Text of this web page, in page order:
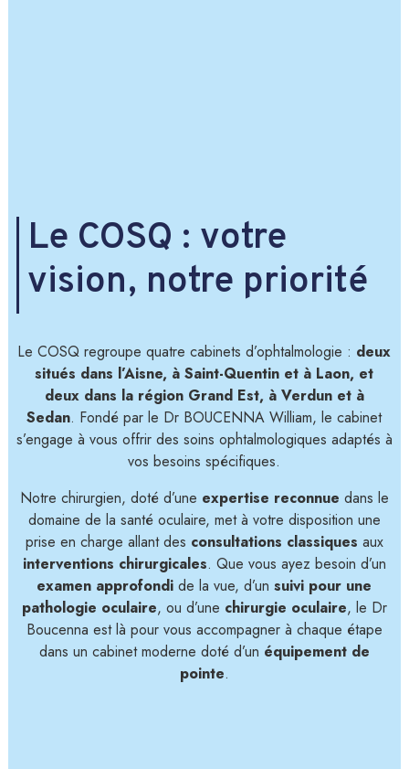
Le COSQ : votre
vision, notre priorité
Le COSQ regroupe quatre cabinets d’ophtalmologie : deux
situés dans l’Aisne, à Saint-Quentin et à Laon, et
deux dans la région Grand Est, à Verdun et à
Sedan. Fondé par le Dr BOUCENNA William, le cabinet
s’engage à vous offrir des soins ophtalmologiques adaptés à
vos besoins spécifiques.
Notre chirurgien, doté d’une expertise reconnue dans le
domaine de la santé oculaire, met à votre disposition une
prise en charge allant des consultations classiques aux
interventions chirurgicales. Que vous ayez besoin d’un
examen approfondide la vue, d’unsuivi pour une
pathologie oculaire, ou d’une chirurgie oculaire, le Dr
Boucenna est là pour vous accompagner à chaque étape
dans un cabinet moderne doté d’un équipement de
pointe.